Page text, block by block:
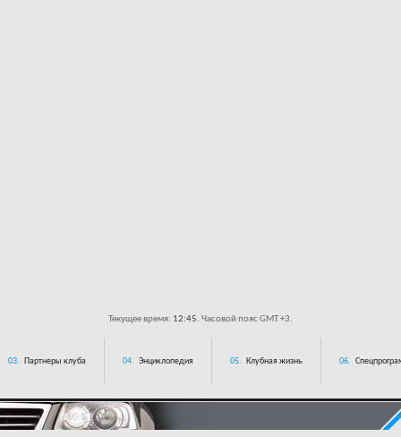
Текущее время: 12:45. Часовой пояс GMT +3.
03. Партнеры клуба 04. Энциклопедия 05. Клубная жизнь 06.